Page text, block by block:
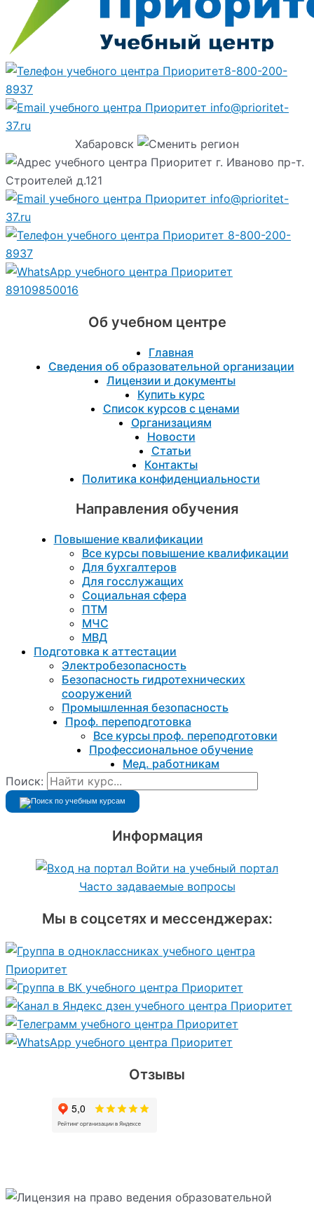
8-800-200-
8937
info@prioritet-
37.ru
Хабаровск
г. Иваново пр-т.
Строителей д.121
info@prioritet-
37.ru
8-800-200-
8937
89109850016
Об учебном центре
Главная
Сведения об образовательной организации
Лицензии и документы
Купить курс
Список курсов с ценами
Организациям
Новости
Статьи
Контакты
Политика конфиденциальности
Направления обучения
Повышение квалификации
Все курсы повышение квалификации
Для бухгалтеров
Для госслужащих
Социальная сфера
ПТМ
МЧС
МВД
Подготовка к aттестации
Электробезопасность
Безопасность гидротехнических
сооружений
Промышленная безопасность
Проф. переподготовка
Все курсы проф. переподготовки
Профессиональное обучение
Мед. работникам
Поиск:
Информация
Войти на учебный портал
Часто задаваемые вопросы
Мы в соцсетях и мессенджерах:
Отзывы